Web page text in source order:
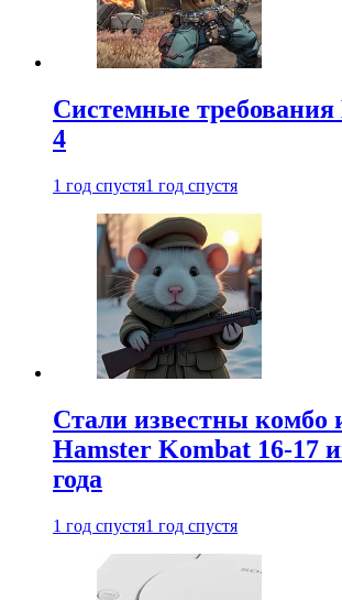
Системные
4
1 год спустя1 год спустя
Стали известны
Hamster Kombat 16-17
года
1 год спустя1 год спустя